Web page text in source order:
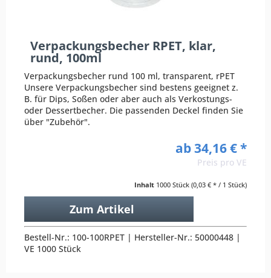
Verpackungsbecher RPET, klar,
rund, 100ml
Verpackungsbecher rund 100 ml, transparent, rPET
Unsere Verpackungsbecher sind bestens geeignet z.
B. für Dips, Soßen oder aber auch als Verkostungs-
oder Dessertbecher. Die passenden Deckel finden Sie
über "Zubehör".
ab 34,16 € *
Preis pro VE
Inhalt 1000 Stück (0,03 € * / 1 Stück)
Zum Artikel
Bestell-Nr.: 100-100RPET | Hersteller-Nr.: 50000448 |
VE 1000 Stück